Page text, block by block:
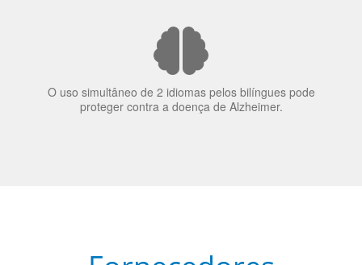
O uso simultâneo de 2 idiomas pelos bilíngues pode